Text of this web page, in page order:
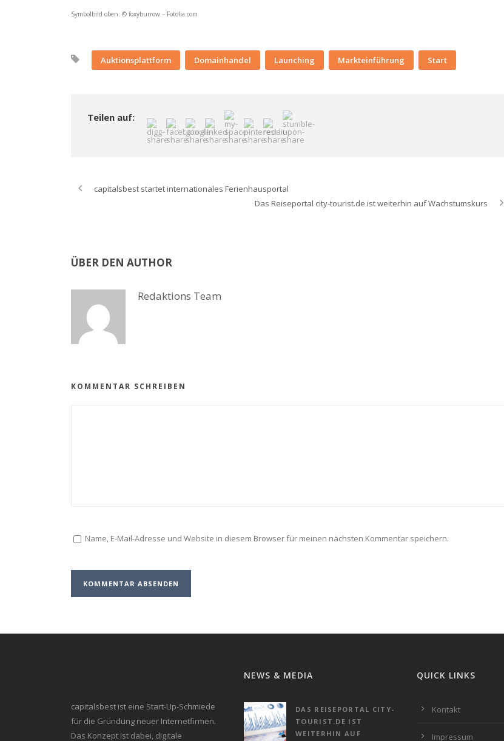
Symbolbild oben: © foxyburrow – Fotolia.com
Auktionsplattform Domainhandel Launching Markteinführung Start
Teilen auf:
capitalsbest startet internationales Ferienhausportal
Das Reiseportal city-tourist.de ist weiterhin auf Wachstumskurs
ÜBER DEN AUTHOR
Redaktions Team
KOMMENTAR SCHREIBEN
Name, E-Mail-Adresse und Website in diesem Browser für meinen nächsten Kommentar speichern.
capitalsbest ist eine Start-Up-Schmiede
für die Gründung neuer Internetfirmen.
Das Konzept ist dabei, digitale
NEWS & MEDIA
DAS REISEPORTAL CITY-
TOURIST.DE IST
WEITERHIN AUF
QUICK LINKS
Kontakt
Impressum